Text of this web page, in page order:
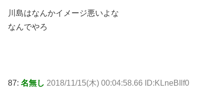
川島はなんかイメージ悪いよな
なんでやろ
87: 名無し 2018/11/15(木) 00:04:58.66 ID:KLneBIlf0